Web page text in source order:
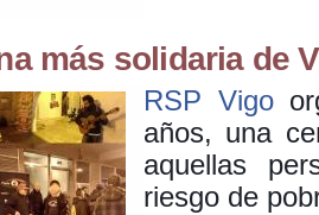
más solidaria de
RSP Vigo
años, una
aquellas
riesgo de